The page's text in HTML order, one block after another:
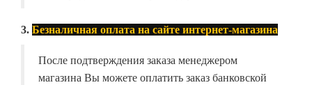
3. Безналичная оплата на сайте интернет-магазина
После подтверждения заказа менеджером
магазина Вы можете оплатить заказ банковской